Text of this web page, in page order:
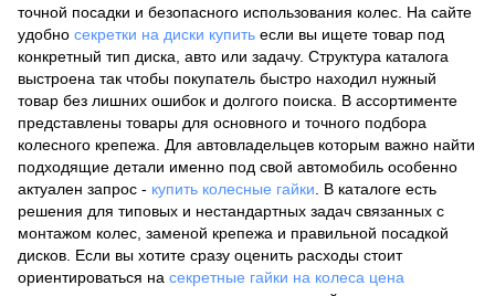
точной посадки и безопасного использования колес. На сайте
удобно секретки на диски купить если вы ищете товар под
конкретный тип диска, авто или задачу. Структура каталога
выстроена так чтобы покупатель быстро находил нужный
товар без лишних ошибок и долгого поиска. В ассортименте
представлены товары для основного и точного подбора
колесного крепежа. Для автовладельцев которым важно найти
подходящие детали именно под свой автомобиль особенно
актуален запрос - купить колесные гайки . В каталоге есть
решения для типовых и нестандартных задач связанных с
монтажом колес, заменой крепежа и правильной посадкой
дисков. Если вы хотите сразу оценить расходы стоит
ориентироваться на секретные гайки на колеса цена